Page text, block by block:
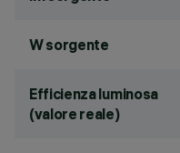
W sorgente
Efficienza luminosa
(valore reale)